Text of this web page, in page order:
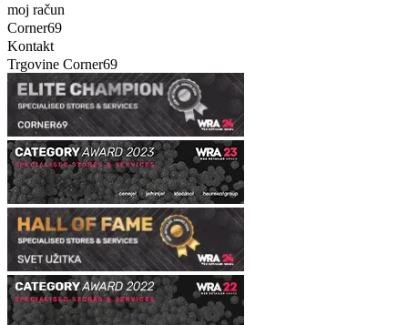
moj račun
Corner69
Kontakt
Trgovine Corner69